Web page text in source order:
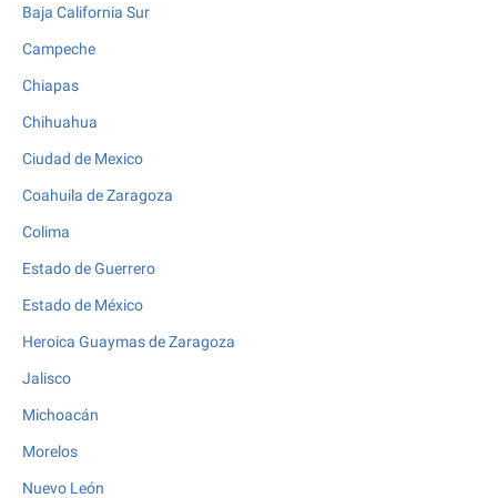
Baja California Sur
Campeche
Chiapas
Chihuahua
Ciudad de Mexico
Coahuila de Zaragoza
Colima
Estado de Guerrero
Estado de México
Heroica Guaymas de Zaragoza
Jalisco
Michoacán
Morelos
Nuevo León